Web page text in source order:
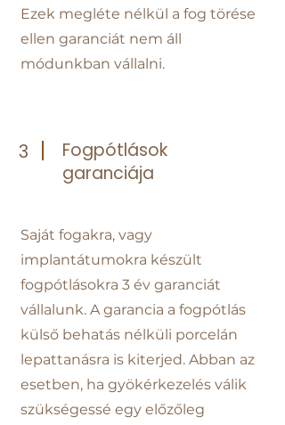
Ezek megléte nélkül a fog törése
ellen garanciát nem áll
módunkban vállalni.
3
Fogpótlások
garanciája
Saját fogakra, vagy
implantátumokra készült
fogpótlásokra 3 év garanciát
vállalunk. A garancia a fogpótlás
külső behatás nélküli porcelán
lepattanásra is kiterjed. Abban az
esetben, ha gyökérkezelés válik
szükségessé egy előzőleg